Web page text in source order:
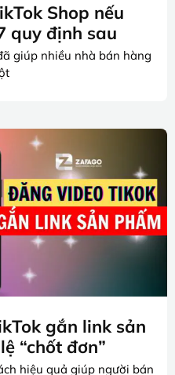
Shop nếu
quy định sau
giúp nhiều nhà bán hàng
gắn link sản
“chốt đơn”
hiệu quả giúp người bán